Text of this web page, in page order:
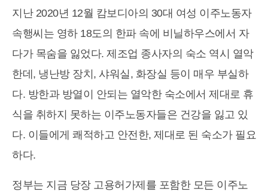
지난 2020년 12월 캄보디아의 30대 여성 이주노동자
속행씨는 영하 18도의 한파 속에 비닐하우스에서 자
다가 목숨을 잃었다. 제조업 종사자의 숙소 역시 열악
한데, 냉난방 장치, 샤워실, 화장실 등이 매우 부실하
다. 방한과 방열이 안되는 열악한 숙소에서 제대로 휴
식을 취하지 못하는 이주노동자들은 건강을 잃고 있
다. 이들에게 쾌적하고 안전한, 제대로 된 숙소가 필요
하다.
정부는 지금 당장 고용허가제를 포함한 모든 이주노